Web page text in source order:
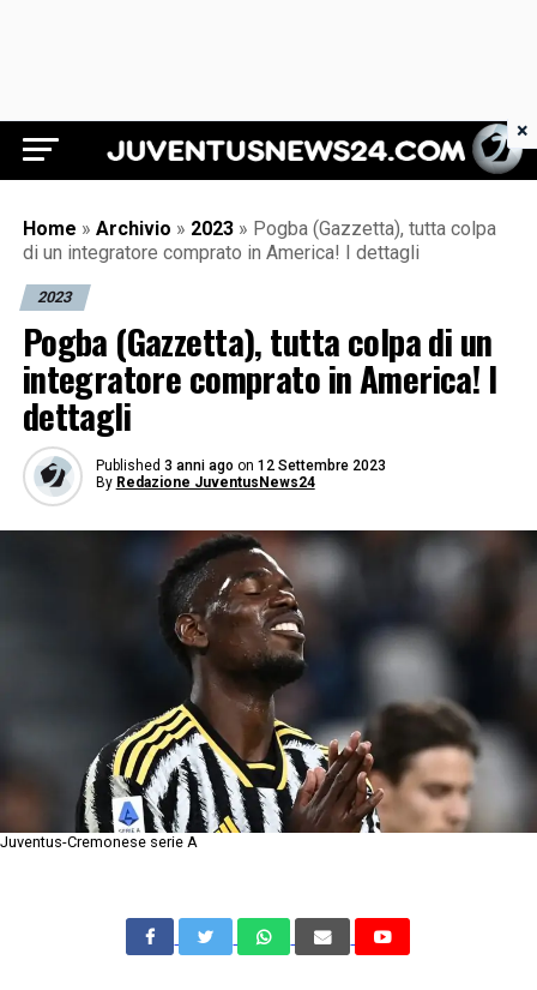
Juventus News 24
Home » Archivio » 2023 » Pogba (Gazzetta), tutta colpa
di un integratore comprato in America! I dettagli
2023
Pogba (Gazzetta), tutta colpa di un
integratore comprato in America! I
dettagli
Published 3 anni ago on 12 Settembre 2023
By Redazione JuventusNews24
Juventus-Cremonese serie A
×